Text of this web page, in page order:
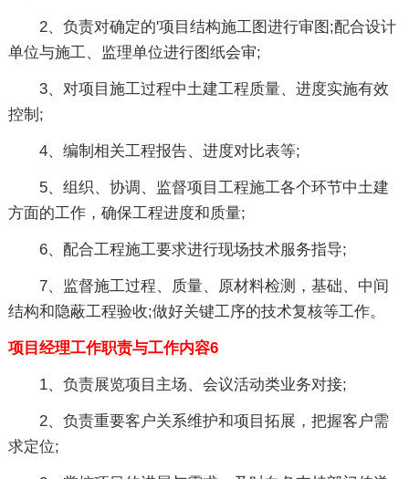
2、负责对确定的'项目结构施工图进行审图;配合设计
单位与施工、监理单位进行图纸会审;
3、对项目施工过程中土建工程质量、进度实施有效
控制;
4、编制相关工程报告、进度对比表等;
5、组织、协调、监督项目工程施工各个环节中土建
方面的工作，确保工程进度和质量;
6、配合工程施工要求进行现场技术服务指导;
7、监督施工过程、质量、原材料检测，基础、中间
结构和隐蔽工程验收;做好关键工序的技术复核等工作。
项目经理工作职责与工作内容6
1、负责展览项目主场、会议活动类业务对接;
2、负责重要客户关系维护和项目拓展，把握客户需
求定位;